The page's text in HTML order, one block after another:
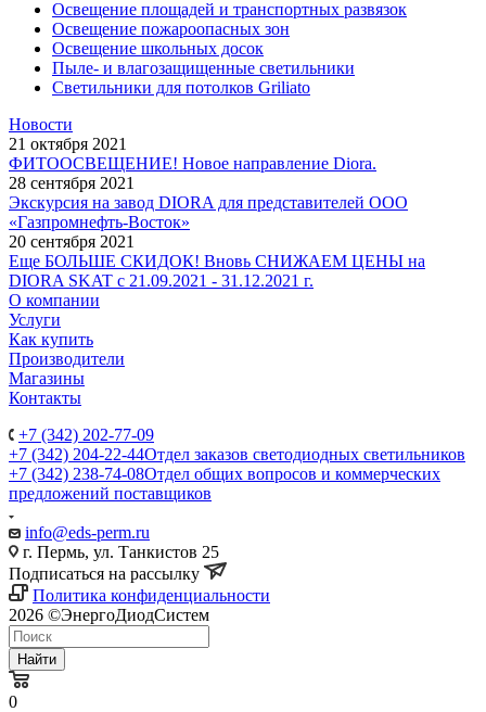
Освещение площадей и транспортных развязок
Освещение пожароопасных зон
Освещение школьных досок
Пыле- и влагозащищенные светильники
Светильники для потолков Griliato
Новости
21 октября 2021
ФИТООСВЕЩЕНИЕ! Новое направление Diora.
28 сентября 2021
Экскурсия на завод DIORA для представителей ООО
«Газпромнефть-Восток»
20 сентября 2021
Еще БОЛЬШЕ СКИДОК! Вновь СНИЖАЕМ ЦЕНЫ на
DIORA SKAT с 21.09.2021 - 31.12.2021 г.
О компании
Услуги
Как купить
Производители
Магазины
Контакты
+7 (342) 202-77-09
+7 (342) 204-22-44Отдел заказов светодиодных светильников
+7 (342) 238-74-08Отдел общих вопросов и коммерческих
предложений поставщиков
info@eds-perm.ru
г. Пермь, ул. Танкистов 25
Подписаться на рассылку
Политика конфиденциальности
2026 ©ЭнергоДиодСистем
Найти
0